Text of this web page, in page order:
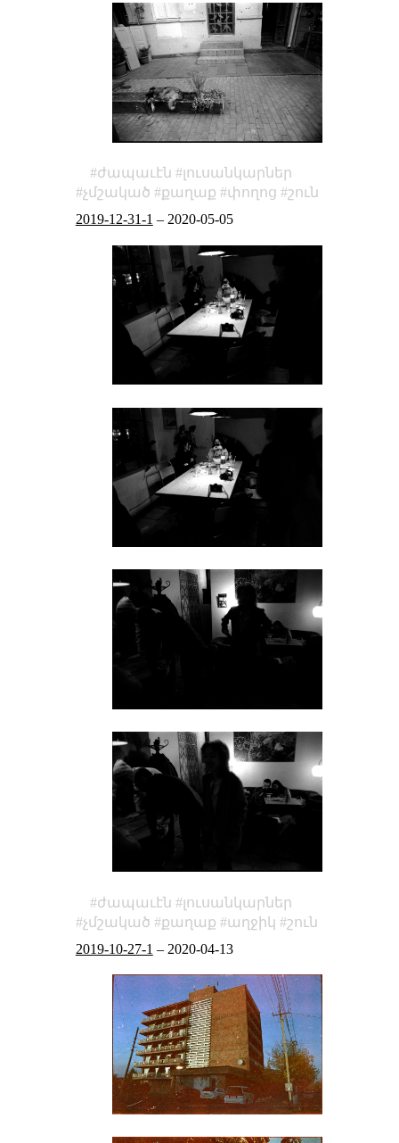
ժապաւէն
լուսանկարներ
չմշակած
քաղաք փողոց
շուն
2019-12-31-1 – 2020-05-05
ժապաւէն
լուսանկարներ
չմշակած
քաղաք աղջիկ
շուն
2019-10-27-1 – 2020-04-13